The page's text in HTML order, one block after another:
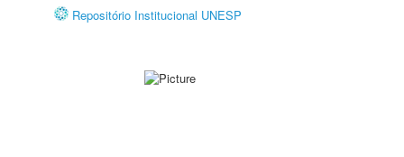
Repositório Institucional UNESP